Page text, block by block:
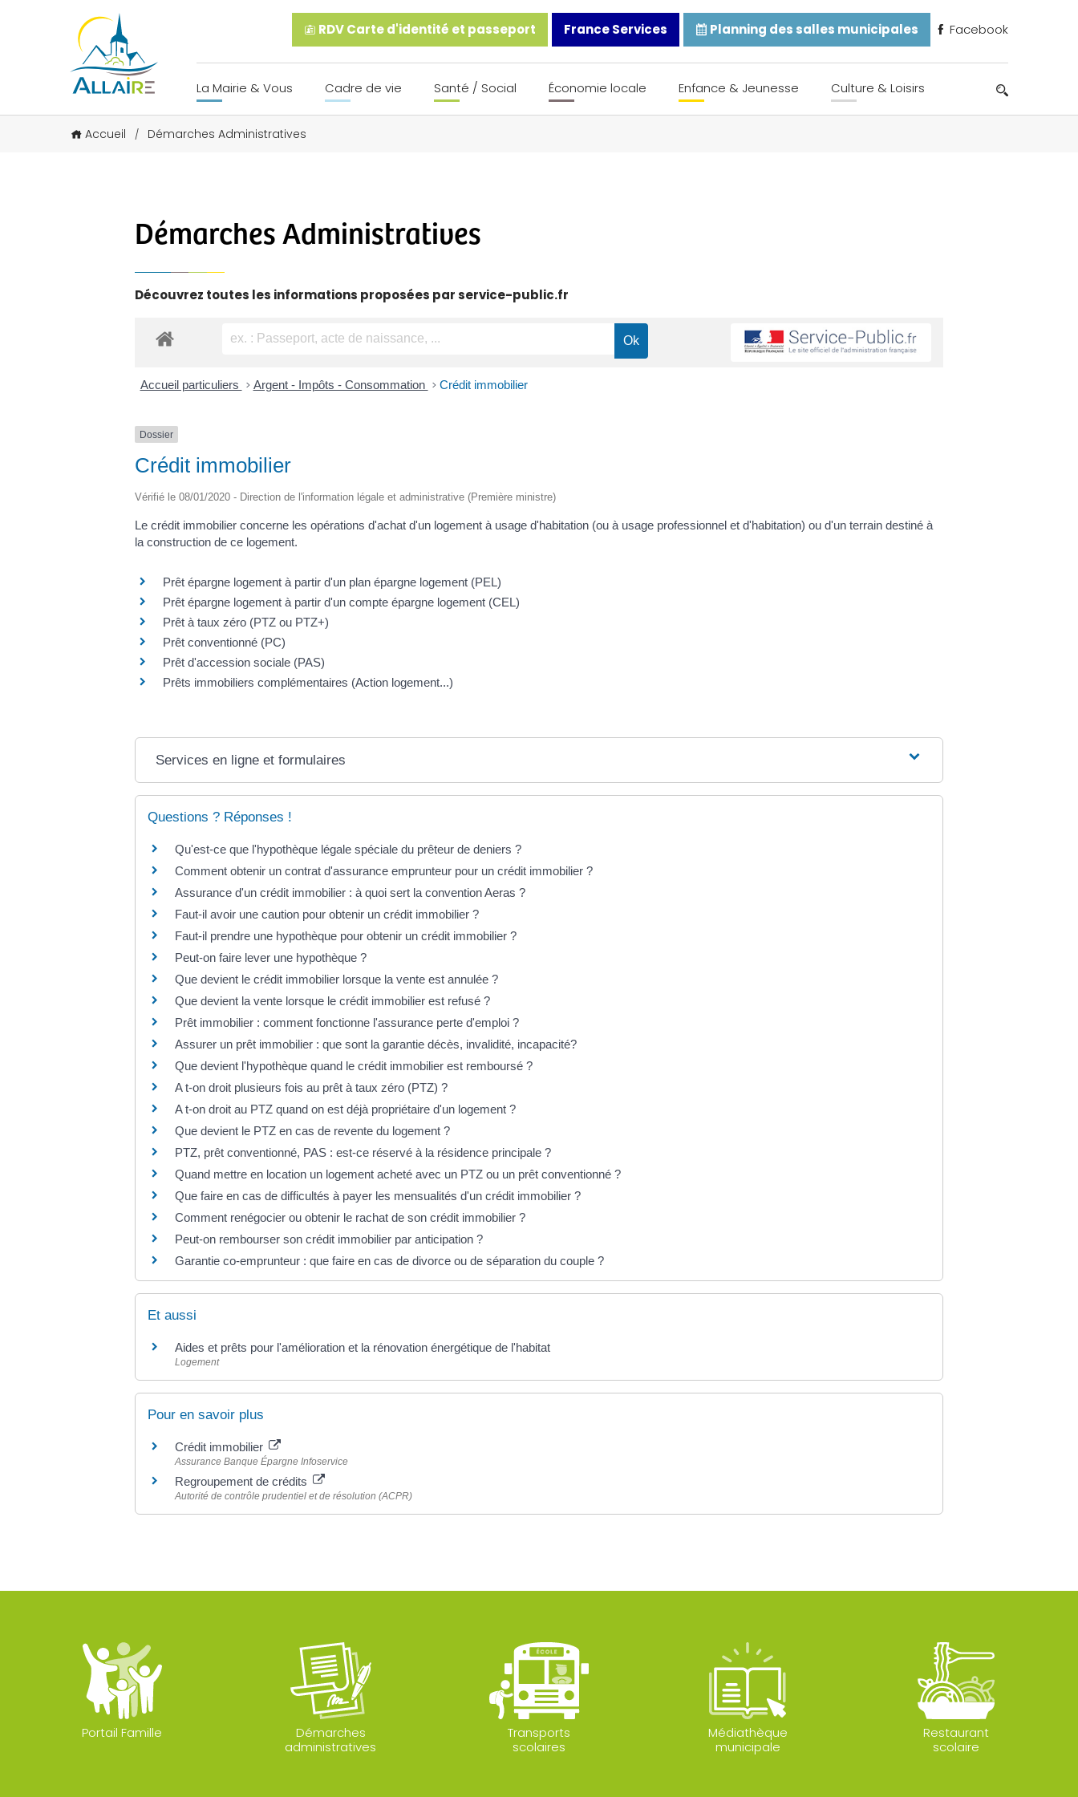
RDV Carte d'identité et passeport France Services Planning des salles municipales Facebook
La Mairie & Vous Cadre de vie Santé / Social Économie locale Enfance & Jeunesse Culture & Loisirs
Accueil / Démarches Administratives
Démarches Administratives
Découvrez toutes les informations proposées par service-public.fr
Accueil particuliers > Argent - Impôts - Consommation > Crédit immobilier
Dossier
Crédit immobilier
Vérifié le 08/01/2020 - Direction de l'information légale et administrative (Première ministre)
Le crédit immobilier concerne les opérations d'achat d'un logement à usage d'habitation (ou à usage professionnel et d'habitation) ou d'un terrain destiné à
la construction de ce logement.
Prêt épargne logement à partir d'un plan épargne logement (PEL)
Prêt épargne logement à partir d'un compte épargne logement (CEL)
Prêt à taux zéro (PTZ ou PTZ+)
Prêt conventionné (PC)
Prêt d'accession sociale (PAS)
Prêts immobiliers complémentaires (Action logement...)
Services en ligne et formulaires
Questions ? Réponses !
Qu'est-ce que l'hypothèque légale spéciale du prêteur de deniers ?
Comment obtenir un contrat d'assurance emprunteur pour un crédit immobilier ?
Assurance d'un crédit immobilier : à quoi sert la convention Aeras ?
Faut-il avoir une caution pour obtenir un crédit immobilier ?
Faut-il prendre une hypothèque pour obtenir un crédit immobilier ?
Peut-on faire lever une hypothèque ?
Que devient le crédit immobilier lorsque la vente est annulée ?
Que devient la vente lorsque le crédit immobilier est refusé ?
Prêt immobilier : comment fonctionne l'assurance perte d'emploi ?
Assurer un prêt immobilier : que sont la garantie décès, invalidité, incapacité?
Que devient l'hypothèque quand le crédit immobilier est remboursé ?
A t-on droit plusieurs fois au prêt à taux zéro (PTZ) ?
A t-on droit au PTZ quand on est déjà propriétaire d'un logement ?
Que devient le PTZ en cas de revente du logement ?
PTZ, prêt conventionné, PAS : est-ce réservé à la résidence principale ?
Quand mettre en location un logement acheté avec un PTZ ou un prêt conventionné ?
Que faire en cas de difficultés à payer les mensualités d'un crédit immobilier ?
Comment renégocier ou obtenir le rachat de son crédit immobilier ?
Peut-on rembourser son crédit immobilier par anticipation ?
Garantie co-emprunteur : que faire en cas de divorce ou de séparation du couple ?
Et aussi
Aides et prêts pour l'amélioration et la rénovation énergétique de l'habitat
Logement
Pour en savoir plus
Crédit immobilier
Assurance Banque Épargne Infoservice
Regroupement de crédits
Autorité de contrôle prudentiel et de résolution (ACPR)
Portail Famille
Démarches
administratives
Transports
scolaires
Médiathèque
municipale
Restaurant
scolaire